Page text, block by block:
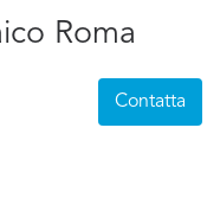
Roma
Contatta